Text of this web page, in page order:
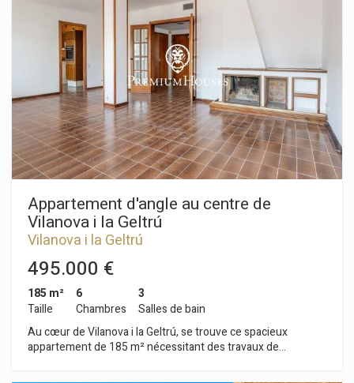
sur la mer et la montagne. Toujours au rez-de-chaussée,
l'espace nuit comprend une chambre double avec salle de
bains privative et deux chambres simples. Une salle de bains
complète dessert les autres chambres. Toutes les chambres
sont équipées de placards intégrés, et un petit espace
buanderie complète ce niveau. Au premier étage, un espace
polyvalent donne accès à une grande terrasse offrant une
vue dégagée sur la mer et la montagne. Une salle de bains
complète cet étage. Le penthouse est situé dans une
résidence avec piscine commune, ascenseur et parking. Le
quartier de La Plana à Sitges est un quartier résidentiel calme,
proche des commerces et services essentiels. Tout cela sans
sacrifier un emplacement proche du centre et de la plage.
Appartement d'angle au centre de
Vilanova i la Geltrú
Vilanova i la Geltrú
495.000 €
185 m²
Taille
6
Chambres
3
Salles de bain
Au cœur de Vilanova i la Geltrú, se trouve ce spacieux
appartement de 185 m² nécessitant des travaux de